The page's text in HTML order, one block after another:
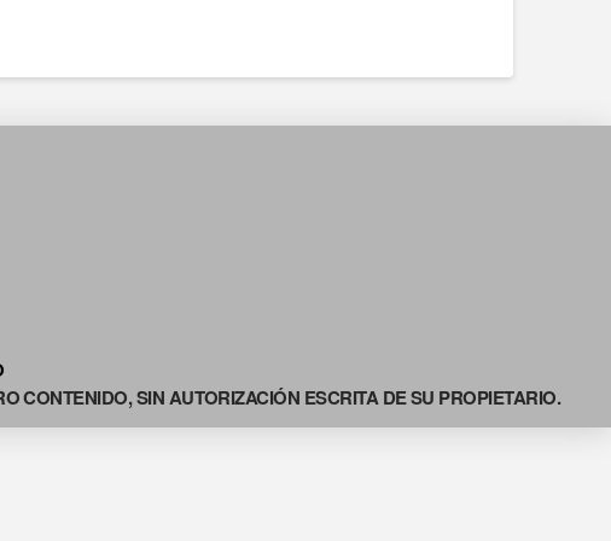
CONTENIDO, SIN AUTORIZACIÓN ESCRITA DE SU PROPIETARIO.